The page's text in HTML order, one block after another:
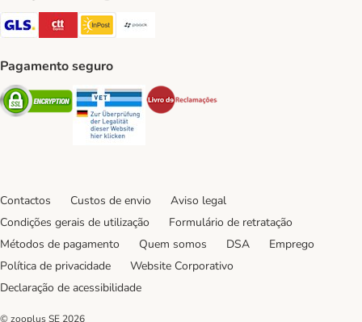
GLS Shipping Method
CTTExpress Shipping Method
InPost Shipping Method
Pagamento seguro
Security Security
Contactos Custos de envio
Aviso legal
Condições gerais de utilização
Formulário de retratação
Métodos de pagamento
Quem somos DSA
Emprego
Política de privacidade
Website Corporativo
Declaração de acessibilidade
© zooplus SE 2026